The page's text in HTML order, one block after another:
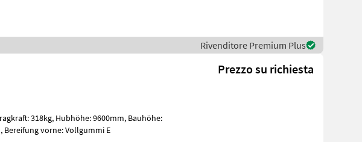
Rivenditore Premium Plus
Prezzo su richiesta
2530mm, Batterie: Trojan 6V 228Ah Zustand: Neu, Bereifung vorne: Vollgummi E